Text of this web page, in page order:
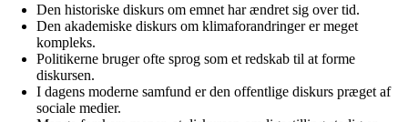
Den historiske diskurs om emnet har ændret sig over tid.
Den akademiske diskurs om klimaforandringer er meget
kompleks.
Politikerne bruger ofte sprog som et redskab til at forme
diskursen.
I dagens moderne samfund er den offentlige diskurs præget af
sociale medier.